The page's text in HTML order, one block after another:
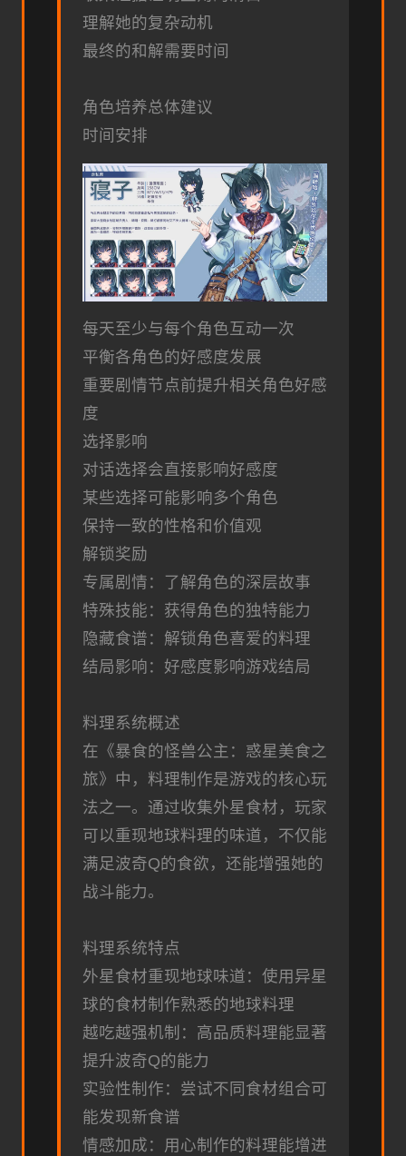
理解她的复杂动机
最终的和解需要时间
角色培养总体建议
时间安排
每天至少与每个角色互动一次
平衡各角色的好感度发展
重要剧情节点前提升相关角色好感
度
选择影响
对话选择会直接影响好感度
某些选择可能影响多个角色
保持一致的性格和价值观
解锁奖励
专属剧情：了解角色的深层故事
特殊技能：获得角色的独特能力
隐藏食谱：解锁角色喜爱的料理
结局影响：好感度影响游戏结局
料理系统概述
在《暴食的怪兽公主：惑星美食之
旅》中，料理制作是游戏的核心玩
法之一。通过收集外星食材，玩家
可以重现地球料理的味道，不仅能
满足波奇Q的食欲，还能增强她的
战斗能力。
料理系统特点
外星食材重现地球味道：使用异星
球的食材制作熟悉的地球料理
越吃越强机制：高品质料理能显著
提升波奇Q的能力
实验性制作：尝试不同食材组合可
能发现新食谱
情感加成：用心制作的料理能增进